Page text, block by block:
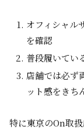
オフィシャル
を確認
普段履いてい
店舗では必ず
ット感をきち
特に東京のOn取